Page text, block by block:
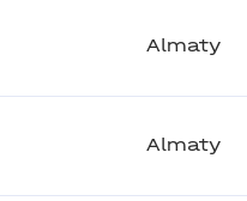
Almaty
Almaty